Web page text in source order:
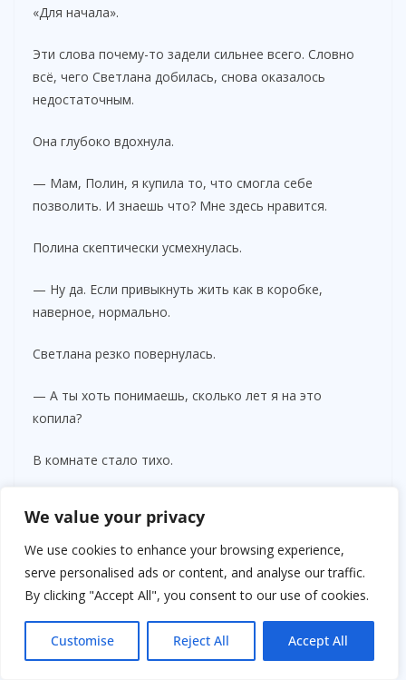
We value your privacy
We use cookies to enhance your browsing experience,
serve personalised ads or content, and analyse our traffic.
By clicking "Accept All", you consent to our use of cookies.
Customise Reject All Accept All
«Для начала».
Эти слова почему-то задели сильнее всего. Словно
всё, чего Светлана добилась, снова оказалось
недостаточным.
Она глубоко вдохнула.
— Мам, Полин, я купила то, что смогла себе
позволить. И знаешь что? Мне здесь нравится.
Полина скептически усмехнулась.
— Ну да. Если привыкнуть жить как в коробке,
наверное, нормально.
Светлана резко повернулась.
— А ты хоть понимаешь, сколько лет я на это
копила?
В комнате стало тихо.
— Никто тебя не заставлял.
Именно эта фраза больнее всего ударила Светлану.
Никто не заставлял?